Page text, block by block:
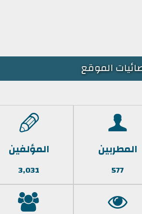
الموقع
المطربين
577
المؤلفين
3,031